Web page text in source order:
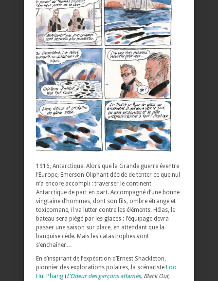
1916, Antarctique. Alors que la Grande guerre éventre
l’Europe, Emerson Oliphant décide de tenter ce que nul
n’a encore accompli : traverser le continent
Antarctique de part en part. Accompagné d’une bonne
vingtaine d’hommes, dont son fils, ombre étrange et
toxicomane, il va lutter contre les éléments. Hélas, le
bateau sera piégé par les glaces : l’équipage devra
passer une saison sur place, en attendant que la
banquise cède. Mais les catastrophes vont
s’enchaîner…
En s’inspirant de l’expédition d’Ernest Shackleton,
pionnier des explorations polaires, la scénariste Loo
Hui Phang (L’Odeur des garçons affamés, Black Out,